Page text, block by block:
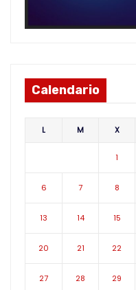
Calendario
L M X
1
6 7 8
13 14 15
20 21 22
27 28 29